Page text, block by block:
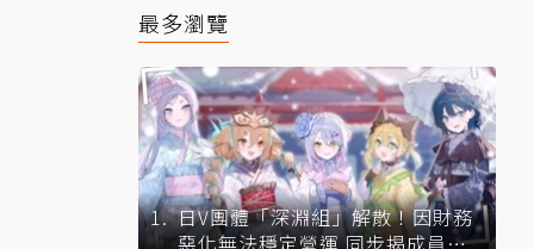
最多瀏覽
日V團體「深淵組」解散！因財務